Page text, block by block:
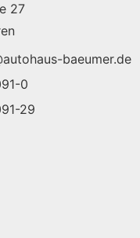
27
baeumer.de
0
29